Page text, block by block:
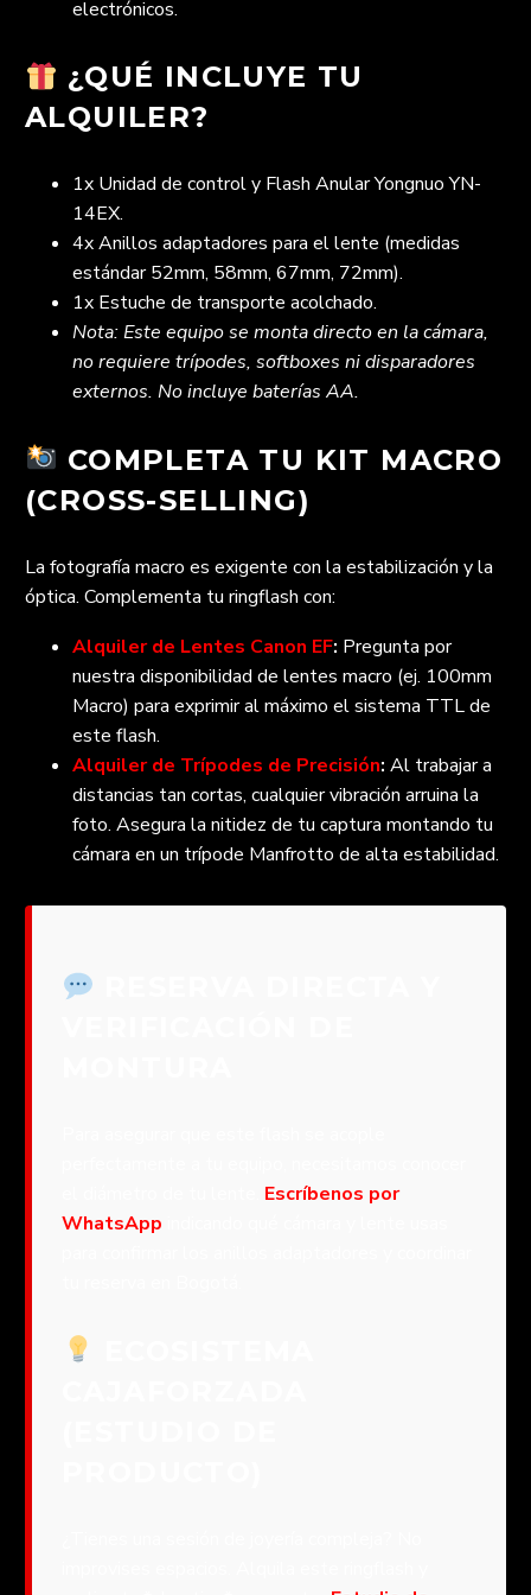
electrónicos.
¿QUÉ INCLUYE TU
ALQUILER?
1x Unidad de control y Flash Anular Yongnuo YN-
14EX.
4x Anillos adaptadores para el lente (medidas
estándar 52mm, 58mm, 67mm, 72mm).
1x Estuche de transporte acolchado.
Nota: Este equipo se monta directo en la cámara,
no requiere trípodes, softboxes ni disparadores
externos. No incluye baterías AA.
COMPLETA TU KIT MACRO
(CROSS-SELLING)
La fotografía macro es exigente con la estabilización y la
óptica. Complementa tu ringflash con:
Alquiler de Lentes Canon EF: Pregunta por
nuestra disponibilidad de lentes macro (ej. 100mm
Macro) para exprimir al máximo el sistema TTL de
este flash.
Alquiler de Trípodes de Precisión: Al trabajar a
distancias tan cortas, cualquier vibración arruina la
foto. Asegura la nitidez de tu captura montando tu
cámara en un trípode Manfrotto de alta estabilidad.
Escríbenos por
WhatsApp